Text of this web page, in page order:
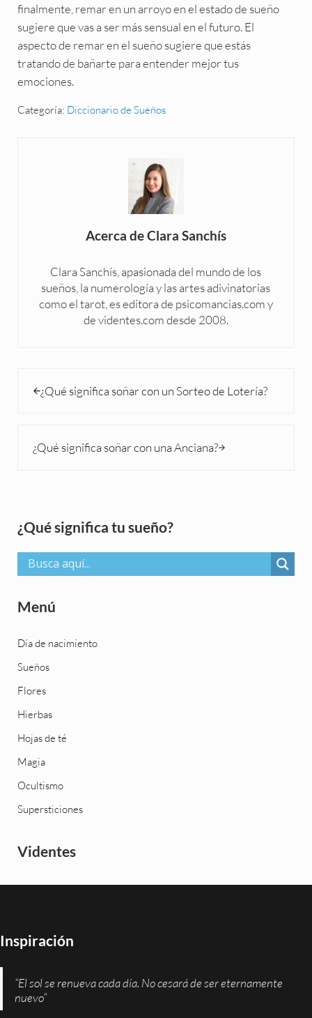
finalmente, remar en un arroyo en el estado de sueño
sugiere que vas a ser más sensual en el futuro. El
aspecto de remar en el sueño sugiere que estás
tratando de bañarte para entender mejor tus
emociones.
Categoría: Diccionario de Sueños
Acerca deClara Sanchís
Clara Sanchís, apasionada del mundo de los
sueños, la numerología y las artes adivinatorias
como el tarot, es editora de psicomancias.com y
de videntes.com desde 2008.
¿Qué significa soñar con un Sorteo de Lotería?
¿Qué significa soñar con una Anciana?
Sidebar
¿Qué significa tu sueño?
Menú
Día de nacimiento
Sueños
Flores
Hierbas
Hojas de té
Magia
Ocultismo
Supersticiones
Videntes
Inspiración
“El sol se renueva cada día. No cesará de ser eternamente
nuevo”